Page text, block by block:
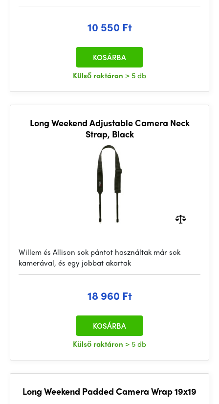
10 550 Ft
Külső raktáron > 5 db
KOSÁRBA
Long Weekend Adjustable Camera Neck
Strap, Black
Willem és Allison sok pántot használtak már sok
kamerával, és egy jobbat akartak
18 960 Ft
Külső raktáron > 5 db
KOSÁRBA
Long Weekend Padded Camera Wrap 19x19